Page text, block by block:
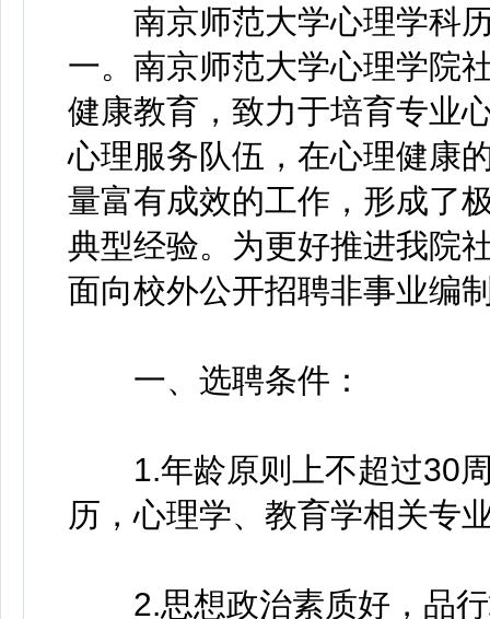
南京师范大学心理学科历
一。南京师范大学心理学院
健康教育，致力于培育专业
心理服务队伍，在心理健康
量富有成效的工作，形成了
典型经验。为更好推进我院
面向校外公开招聘非事业编
一、选聘条件：
1.年龄原则上不超过30周
历，心理学、教育学相关专
2.思想政治素质好，品行